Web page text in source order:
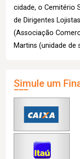
cidade, o Cemitério
de Dirigentes
(Associação
Martins (unidade de
Simule um